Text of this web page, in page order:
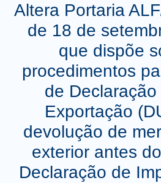
Altera Portaria
de 18 de
que dispõe
procedimentos
de
Exportação
devolução de
exterior antes
Declaração de